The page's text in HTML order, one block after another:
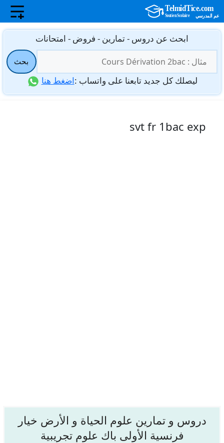
انتقل
المحتوى
ابحث عن دروس - تمارين - فروض - امتحانات
عن:
بحث
ليصلك كل جديد تابعنا على واتساب :اضغط هنا
svt fr 1bac exp
دروس و تمارين علوم الحياة و الأرض خيار
فرنسية الأولى باك علوم تجريبية